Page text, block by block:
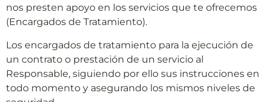
nos presten apoyo en los servicios que te ofrecemos
(Encargados de Tratamiento).
Los encargados de tratamiento para la ejecución de
un contrato o prestación de un servicio al
Responsable, siguiendo por ello sus instrucciones en
todo momento y asegurando los mismos niveles de